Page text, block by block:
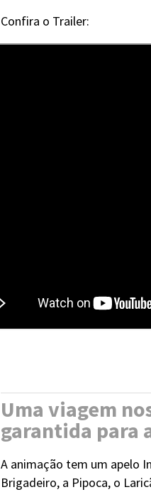
Confira o Trailer:
Uma viagem
garantida para
A animação tem um apelo
Brigadeiro, a Pipoca, o